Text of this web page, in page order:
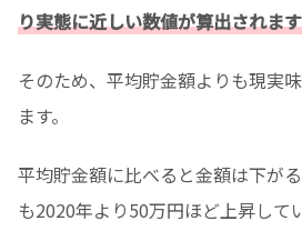
り実態に近しい数値が算出されます
そのため、平均貯金額よりも現実
ます。
平均貯金額に比べると金額は下が
も2020年より50万円ほど上昇して